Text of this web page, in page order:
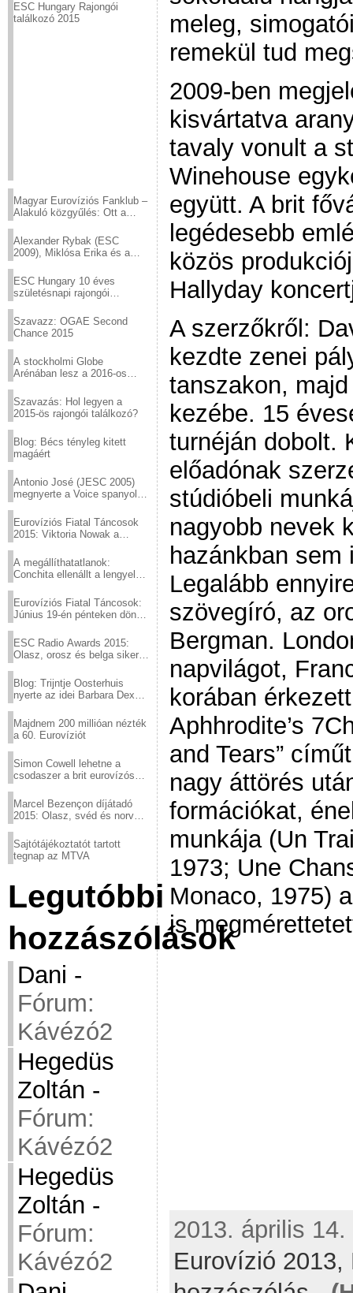
ESC Hungary Rajongói
találkozó 2015
Magyar Eurovíziós Fanklub –
Alakuló közgyűlés: Ott a
Alexander Rybak (ESC
2009), Miklósa Erika és a
sztárjai a Margitszigeten
ESC Hungary 10 éves
születésnapi rajongói
Szavazz: OGAE Second
Chance 2015
A stockholmi Globe
Arénában lesz a 2016-os
Szavazás: Hol legyen a
2015-ös rajongói találkozó?
Blog: Bécs tényleg kitett
magáért
Antonio José (JESC 2005)
megnyerte a Voice spanyol
Eurovíziós Fiatal Táncosok
2015: Viktoria Nowak a
A megállíthatatlanok:
Conchita ellenállt a lengyel
Eurovíziós Fiatal Táncosok:
Június 19-én pénteken döntő
ESC Radio Awards 2015:
Olasz, orosz és belga siker,
Blog: Trijntje Oosterhuis
nyerte az idei Barbara Dex
Majdnem 200 millióan nézték
a 60. Eurovíziót
Simon Cowell lehetne a
csodaszer a brit eurovízós
Marcel Bezençon díjátadó
2015: Olasz, svéd és norvég
Sajtótájékoztatót tartott
tegnap az MTVA
Legutóbbi
hozzászólások
Dani -
Fórum:
Kávézó2
Hegedüs
Zoltán -
Fórum:
Kávézó2
Hegedüs
Zoltán -
Fórum:
Kávézó2
meleg,
remekül tud
2009-ben
kisvártatva
tavaly vonult a
Winehouse
együtt. A brit
legédesebb
közös
Hallyday
A szerzőkről:
kezdte zenei
tanszakon,
kezébe. 15
turnéján dobolt.
előadónak
stúdióbeli
nagyobb nevek
hazánkban
Legalább
szövegíró, az
Bergman.
napvilágot,
korában
Aphhrodite’s
and Tears”
nagy áttörés
formációkat,
munkája (Un
1973; Une
Monaco, 1975)
is
2013. április
Eurovízió 2013,